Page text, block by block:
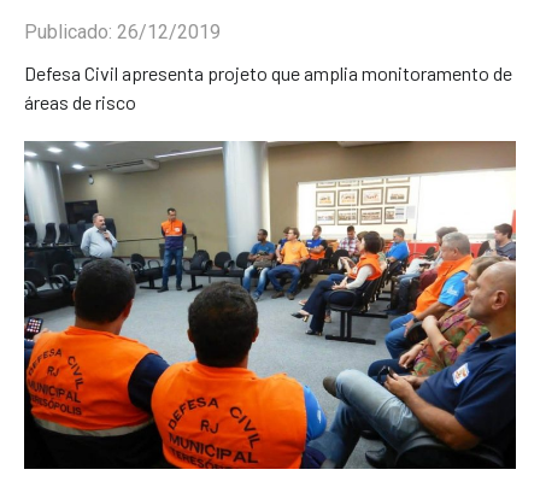
Publicado: 26/12/2019
Defesa Civil apresenta projeto que amplia monitoramento de
áreas de risco